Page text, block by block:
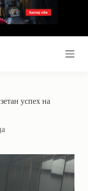
успех на